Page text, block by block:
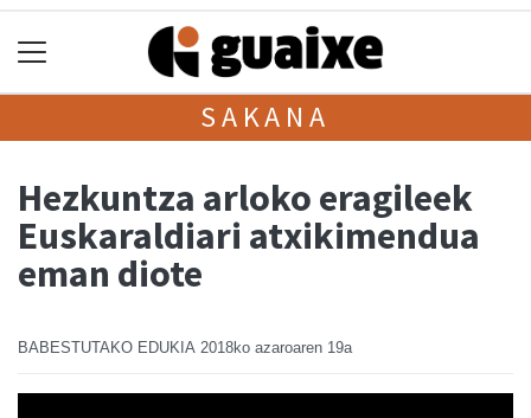
SAKANA
Hezkuntza arloko eragileek
Euskaraldiari atxikimendua
eman diote
BABESTUTAKO EDUKIA 2018ko azaroaren 19a